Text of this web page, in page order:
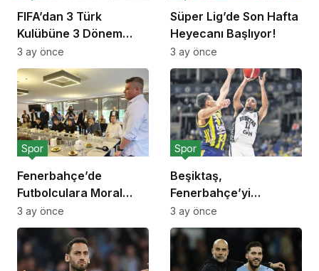
FIFA’dan 3 Türk
Kulübüne 3 Dönem
Transfer Yasağı!
3 ay önce
Süper Lig’de Son Hafta
Heyecanı Başlıyor!
3 ay önce
Fenerbahçe’de
Futbolculara Moral
Yemeği!
Spor
3 ay önce
Beşiktaş,
Fenerbahçe’yi
Deplasmanda Yendi!
Spor
3 ay önce